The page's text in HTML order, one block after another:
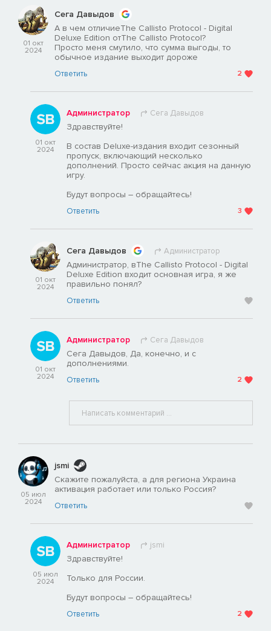
01 окт
2024
Сега Давыдов
А в чем отличиеThe Callisto Protocol - Digital
Deluxe Edition отThe Callisto Protocol?
Просто меня смутило, что сумма выгоды, то
обычное издание выходит дороже
Ответить 2
01 окт
2024
Администратор Сега Давыдов
Здравствуйте!
В состав Deluxe-издания входит сезонный
пропуск, включающий несколько
дополнений. Просто сейчас акция на данную
игру.
Будут вопросы – обращайтесь!
Ответить 3
01 окт
2024
Сега Давыдов Администратор
Администратор, вThe Callisto Protocol - Digital
Deluxe Edition входит основная игра, я же
правильно понял?
Ответить
01 окт
2024
Администратор Сега Давыдов
Сега Давыдов, Да, конечно, и с
дополнениями.
Ответить 2
05 июл
2024
jsmi
Скажите пожалуйста, а для региона Украина
активация работает или только Россия?
Ответить
05 июл
2024
Администратор jsmi
Здравствуйте!
Только для России.
Будут вопросы – обращайтесь!
Ответить 2